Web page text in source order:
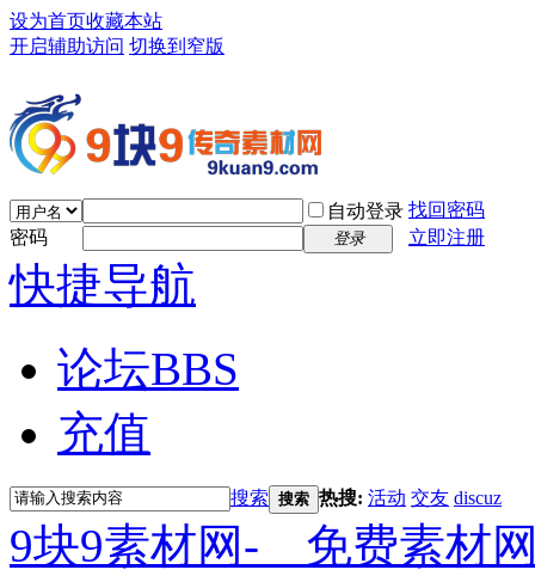
设为首页收藏本站
开启辅助访问 切换到窄版
自动登录 找回密码
密码
登录 立即注册
快捷导航
论坛BBS
充值
搜索 搜索 热搜: 活动 交友 discuz
9块9素材网-＿免费素材